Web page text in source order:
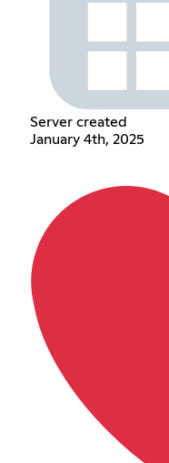
Server created
January 4th, 2025